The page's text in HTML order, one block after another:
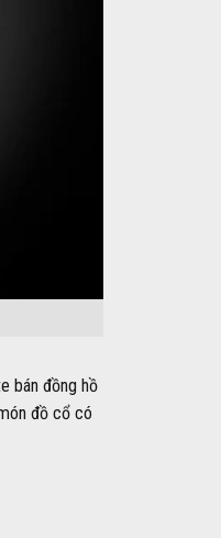
bán đồng hồ
đồ cổ có